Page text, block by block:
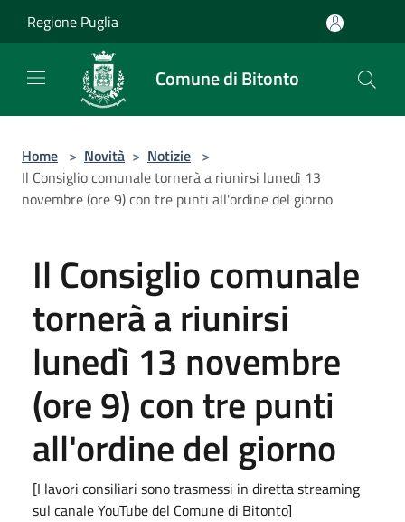
Regione Puglia
Comune di Bitonto
Home > Novità > Notizie >
Il Consiglio comunale tornerà a riunirsi lunedì 13
novembre (ore 9) con tre punti all'ordine del giorno
Il Consiglio comunale
tornerà a riunirsi
lunedì 13 novembre
(ore 9) con tre punti
all'ordine del giorno
[I lavori consiliari sono trasmessi in diretta streaming
sul canale YouTube del Comune di Bitonto]